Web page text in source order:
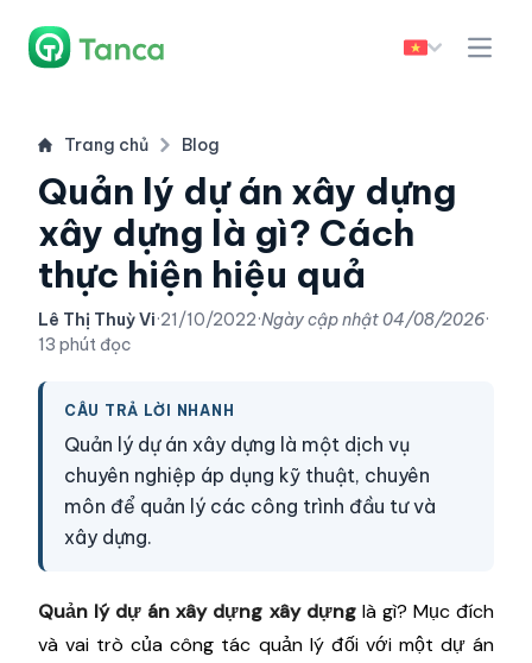
Trang chủ Blog
Quản lý dự án xây dựng
xây dựng là gì? Cách
thực hiện hiệu quả
Lê Thị Thuỳ Vi·21/10/2022·Ngày cập nhật04/08/2026·
13 phút đọc
CÂU TRẢ LỜI NHANH
Quản lý dự án xây dựng là một dịch vụ
chuyên nghiệp áp dụng kỹ thuật, chuyên
môn để quản lý các công trình đầu tư và
xây dựng.
Quản lý dự án xây dựng xây dựnglà gì? Mục đích
và vai trò của công tác quản lý đối với một dự án